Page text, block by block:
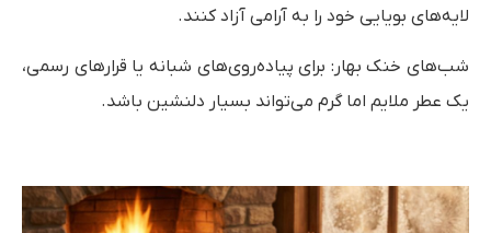
لایه‌های بویایی خود را به آرامی آزاد کنند.
شب‌های خنک بهار: برای پیاده‌روی‌های شبانه یا قرارهای رسمی،
یک عطر ملایم اما گرم می‌تواند بسیار دلنشین باشد.